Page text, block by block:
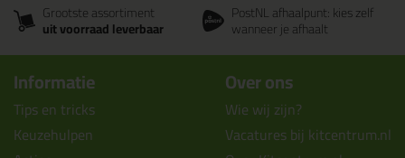
Grootste assortiment
uit voorraad leverbaar
PostNL afhaalpunt: kies zelf
wanneer je afhaalt
Informatie
Tips en tricks
Keuzehulpen
Over ons
Wie wij zijn?
Vacatures bij kitcentrum.nl